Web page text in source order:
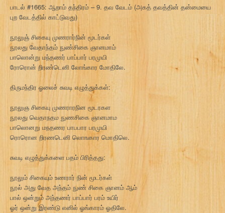
பாடல் #1665: ஆறாம் தந்திரம் – 9. தவ வேடம் (அகத் தவத்தின் தன்மையை
புற வேடத்தில் காட்டுவது)
நூலுஞ் சிகையு முணரார்நின் மூடர்கள்
நூலது வேதாந்தம் நுண்சிகை ஞானமாம்
பாலொன்று மந்தணர் பாப்பார் பரமுயி
ரோரொன் றிரண்டெனி லோங்கார மோதிலே.
திருமந்திர ஓலைச் சுவடி எழுத்துக்கள்:
நூலுஞ சிகையு முணராரநின மூடரகள
நூலது வெதாநதம நுணசிகை ஞானமாம
பாலொனறு மநதணர பாபபார பரமுயி
ரொரொன றிரணடெனி லொஙகார மொதிலெ.
சுவடி எழுத்துக்களை பதம் பிரித்தது:
நூலும் சிகையும் உணரார் நின் மூடர்கள்
நூல் அது வேத அந்தம் நுண் சிகை ஞானம் ஆம்
பால் ஒன்றும் அந்தணர் பாப்பார் பரம் உயிர்
ஓர் ஒன்று இரண்டு எனில் ஓங்காரம் ஓதிலே.